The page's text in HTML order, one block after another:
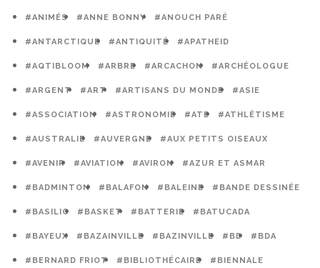
#ANIMÉS #ANNE BONNY #ANOUCH PARÉ
#ANTARCTIQUE #ANTIQUITÉ #APATHEID
#AQTIBLOOM #ARBRE #ARCACHON #ARCHÉOLOGUE
#ARGENT #ART #ARTISANS DU MONDE #ASIE
#ASSOCIATION #ASTRONOMIE #ATE #ATHLÉTISME
#AUSTRALIE #AUVERGNE #AUX PETITS OISEAUX
#AVENIR #AVIATION #AVIRON #AZUR ET ASMAR
#BADMINTON #BALAFON #BALEINE #BANDE DESSINÉE
#BASILIC #BASKET #BATTERIE #BATUCADA
#BAYEUX #BAZAINVILLE #BAZINVILLE #BD #BDA
#BERNARD FRIOT #BIBLIOTHÉCAIRE #BIENNALE